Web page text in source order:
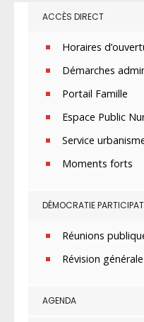
ACCÈS DIRECT
Horaires
Démarches
Portail Famille
Espace Public
Service
Moments forts
DÉMOCRATIE
Réunions
Révision
AGENDA